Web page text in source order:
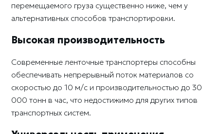
перемещаемого груза существенно ниже, чем у
альтернативных способов транспортировки.
Высокая производительность
Современные ленточные транспортеры способны
обеспечивать непрерывный поток материалов со
скоростью до 10 м/с и производительностью до 30
000 тонн в час, что недостижимо для других типов
транспортных систем.